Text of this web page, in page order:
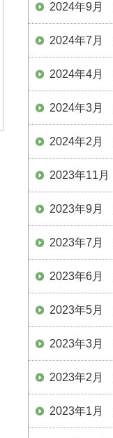
2024年9月
2024年7月
2024年4月
2024年3月
2024年2月
2023年11月
2023年9月
2023年7月
2023年6月
2023年5月
2023年3月
2023年2月
2023年1月